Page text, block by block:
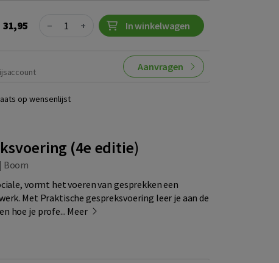
31,95 Quantity
− + In winkelwagen
Aanvragen
op wensenlijst
(4e editie)
| Boom
vormt het voeren van gesprekken een
Met Praktische gespreksvoering leer je aan de
hoe je profe... Meer